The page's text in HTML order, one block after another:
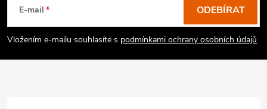
E-mail
Vložením e-mailu souhlasíte s podmínkami ochrany osobních údajů
ODEBÍRAT